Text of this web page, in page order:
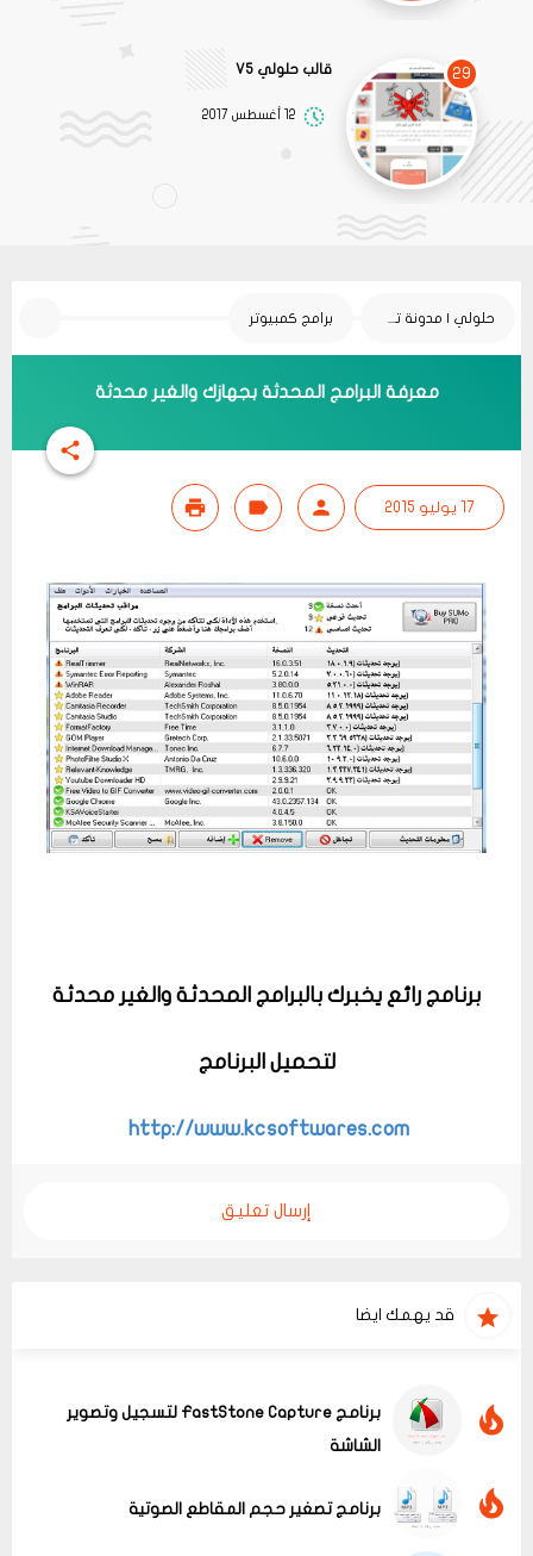
29 قالب حلولي V5
12 أغسطس 2017
حلولي | مدونة تقنية برامج كمبيوتر
معرفة البرامج المحدثة بجهازك والغير محدثة
17 يوليو 2015
برنامج رائع يخبرك بالبرامج المحدثة والغير محدثة
لتحميل البرنامج
http://www.kcsoftwares.com
إرسال تعليق
قد يهمك ايضا
برنامج FastStone Capture لتسجيل وتصوير
الشاشة
برنامج تصغير حجم المقاطع الصوتية